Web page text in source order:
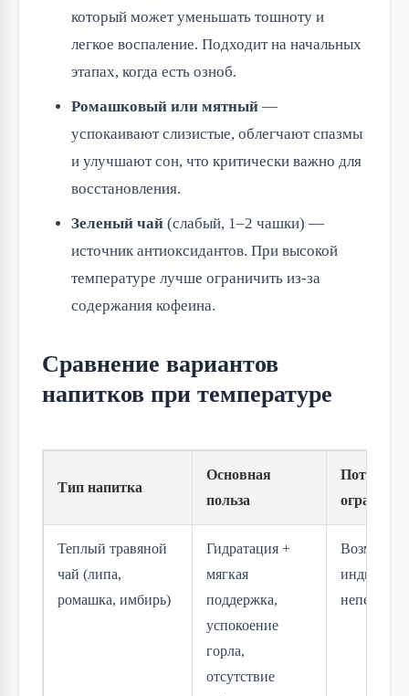
который может уменьшать тошноту и
легкое воспаление. Подходит на начальных
этапах, когда есть озноб.
Ромашковый или мятный —
успокаивают слизистые, облегчают спазмы
и улучшают сон, что критически важно для
восстановления.
Зеленый чай (слабый, 1–2 чашки) —
источник антиоксидантов. При высокой
температуре лучше ограничить из-за
содержания кофеина.
Сравнение вариантов
напитков при температуре
Тип напитка
Основная
польза
Теплый травяной
чай (липа,
ромашка, имбирь)
Гидратация +
мягкая
поддержка,
успокоение
горла,
отсутствие
Возможна